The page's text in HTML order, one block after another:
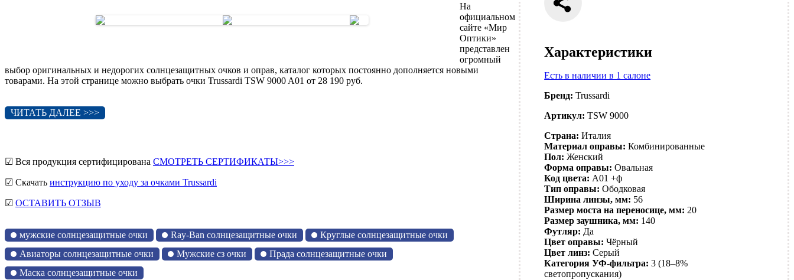
Характеристики
Есть в наличии в 1 салоне
Бренд:Trussardi
Артикул: TSW 9000
Страна: Италия
Материал оправы: Комбинированные
Пол: Женский
Форма оправы: Овальная
Код цвета: A01 +ф
Тип оправы: Ободковая
Ширина линзы, мм: 56
Размер моста на переносице, мм: 20
Размер заушника, мм: 140
Футляр: Да
Цвет оправы: Чёрный
Цвет линз: Серый
Категория УФ-фильтра: 3 (18–8%
светопропускания)
На
официальном
сайте «Мир
Оптики»
представлен
огромный
выбор оригинальных и недорогих солнцезащитных очков и оправ, каталог которых постоянно дополняется новыми
товарами. На этой странице можно выбрать очки Trussardi TSW 9000 A01 от 28 190 руб.
ЧИТАТЬ ДАЛЕЕ >>>
☑ Вся продукция сертифицирована СМОТРЕТЬ СЕРТИФИКАТЫ>>>
☑ Скачать инструкцию по уходу за очками Trussardi
☑ ОСТАВИТЬ ОТЗЫВ
мужские солнцезащитные очки Ray-Ban солнцезащитные очки
Круглые солнцезащитные очки
Авиаторы солнцезащитные очки
Мужские сз очки
Прада солнцезащитные очки
Маска солнцезащитные очки